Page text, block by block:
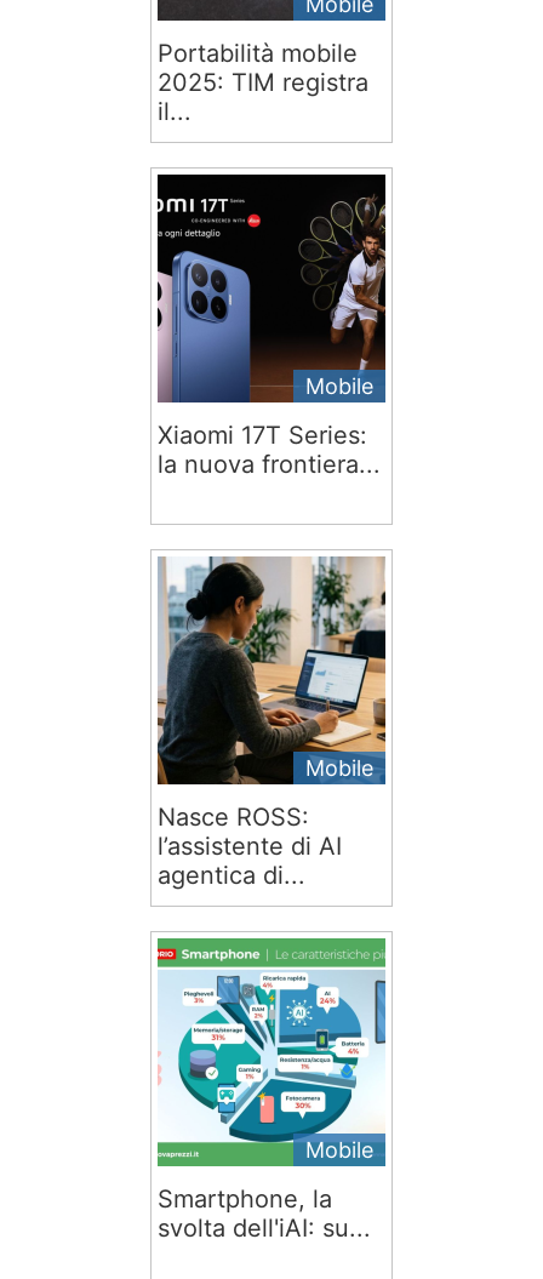
Portabilità mobile
2025: TIM registra
il...
Mobile
Xiaomi 17T Series:
la nuova frontiera...
Mobile
Nasce ROSS:
l’assistente di AI
agentica di...
Mobile
Smartphone, la
svolta dell'iAI: su...